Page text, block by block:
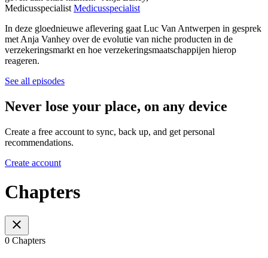
Medicusspecialist Medicusspecialist
In deze gloednieuwe aflevering gaat Luc Van Antwerpen in gesprek
met Anja Vanhey over de evolutie van niche producten in de
verzekeringsmarkt en hoe verzekeringsmaatschappijen hierop
reageren.
See all episodes
Never lose your place, on any device
Create a free account to sync, back up, and get personal
recommendations.
Create account
Chapters
0 Chapters